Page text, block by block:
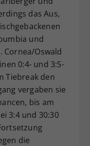
das Aus,
und
Cornea/Oswald
0:4- und 3:5-
Tiebreak den
vergaben sie
bis am
3:4 und 30:30
die